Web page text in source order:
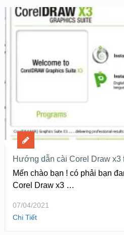
Hướng dẫn cài Corel Draw x3
Mến chào bạn ! có phải bạn
Corel Draw x3 …
07/04/2021
Chi Tiết